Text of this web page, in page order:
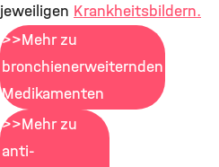
jeweiligen Krankheitsbildern.
>>Mehr zu
bronchienerweiternden
Medikamenten
>>Mehr zu
anti-